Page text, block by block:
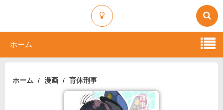
ホーム
ホーム 漫画 育休刑事